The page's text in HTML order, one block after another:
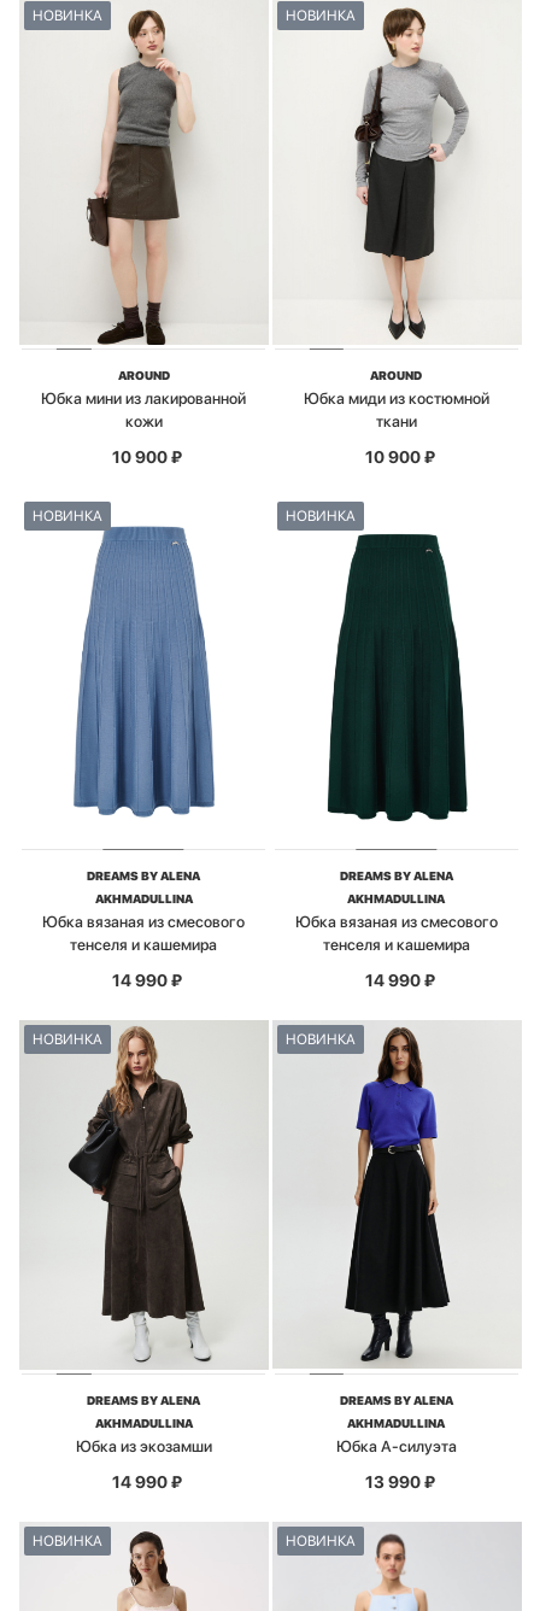
НОВИНКА
AROUND
Юбка мини из лакированной
кожи
10 900₽
НОВИНКА
AROUND
Юбка миди из костюмной
ткани
10 900₽
НОВИНКА
DREAMS BY ALENA
AKHMADULLINA
Юбка вязаная из смесового
тенселя и кашемира
14 990₽
НОВИНКА
DREAMS BY ALENA
AKHMADULLINA
Юбка вязаная из смесового
тенселя и кашемира
14 990₽
НОВИНКА
DREAMS BY ALENA
AKHMADULLINA
Юбка из экозамши
14 990₽
НОВИНКА
DREAMS BY ALENA
AKHMADULLINA
Юбка А-силуэта
13 990₽
НОВИНКА НОВИНКА